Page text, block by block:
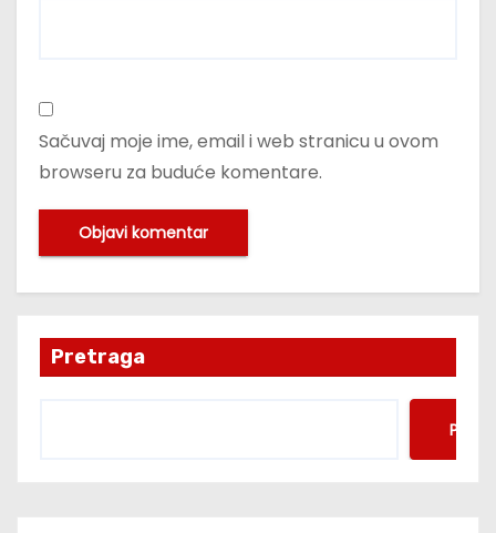
Sačuvaj moje ime, email i web stranicu u ovom
browseru za buduće komentare.
Pretraga